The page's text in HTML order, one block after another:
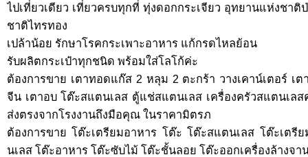
ไปเที่ยวเดียว เที่ยวครบทุกที่ ทุ่งดอกกระเจียว อุทยานแห่งชา
ชาติไทรทอง
เปล้าน้อย รักษาโรคกระเพาะอาหาร แก้กรดไหลย้อน
รับผลิตกระเป๋าทุกชนิด พร้อมใส่โลโก้ค่ะ
ต้องการขาย เตาทอดแก๊ส 2 หลุม 2 ตะกร้า วางเคาน์เตอร์ เ
จีน เตาอบ โต๊ะสแตนเลส ตู้แช่สแตนเลส เครื่องครัวสแตนเล
ส่งตรงจากโรงงานถึงมือคุณ ในราคามิตรภ
ต้องการขาย โต๊ะเตรียมอาหาร โต๊ะ โต๊ะสแตนเลส โต๊ะเตรี
นเลส โต๊ะอาหาร โต๊ะซับไม้ โต๊ะชั้นลอย โต๊ะออกเครื่องล้างจา